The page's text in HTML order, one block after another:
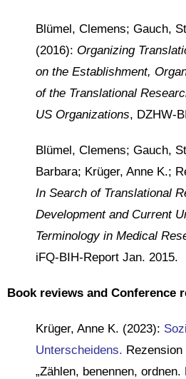
Blümel, Clemens; Gauch,
(2016): Organizing
on the Establishment,
of the Translational
US Organizations, DZHW-
Blümel, Clemens; Gauch,
Barbara; Krüger, Anne K.;
In Search of Translational
Development and Current
Terminology in Medical
iFQ-BIH-Report Jan. 2015.
Book reviews and Conference
Krüger, Anne K. (2023):
Unterscheidens.
„Zählen, benennen,